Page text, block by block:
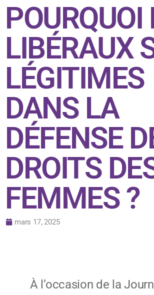
POURQUOI
LIBÉRAUX
LÉGITIMES
DANS LA
DÉFENSE
DROITS
FEMMES ?
mars 17, 2025
À l’occasion de la